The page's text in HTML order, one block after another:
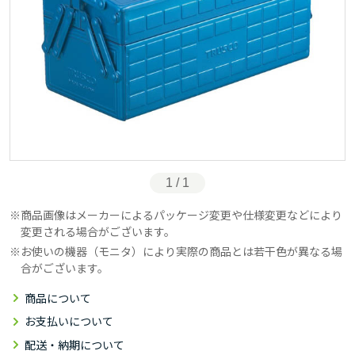
1 / 1
商品画像はメーカーによるパッケージ変更や仕様変更などにより
変更される場合がございます。
お使いの機器（モニタ）により実際の商品とは若干色が異なる場
合がございます。
商品について
お支払いについて
配送・納期について